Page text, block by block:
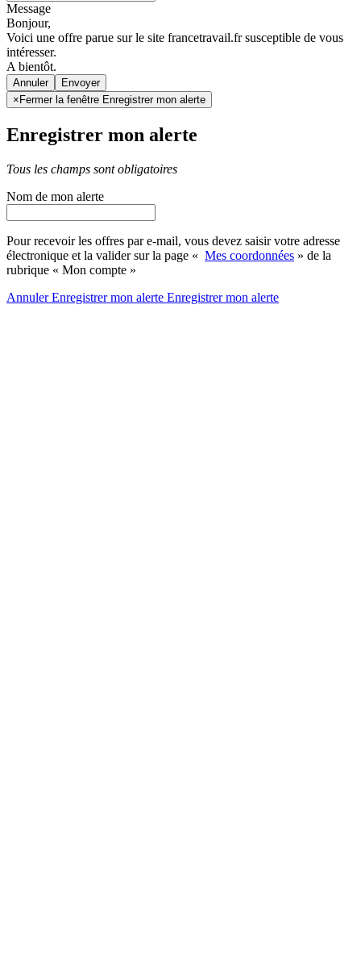
Message
Bonjour,
Voici une offre parue sur le site francetravail.fr susceptible de vous
intéresser.
A bientôt.
Annuler
× Fermer la fenêtre Enregistrer mon alerte
Enregistrer mon alerte
Tous les champs sont obligatoires
Nom de mon alerte
Pour recevoir les offres par e-mail, vous devez saisir votre adresse
électronique et la valider sur la page « Mes coordonnées » de la
rubrique « Mon compte »
AnnulerEnregistrer mon alerte Enregistrermon alerte